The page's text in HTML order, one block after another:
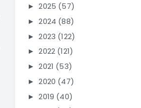
► 2025 (57)
► 2024 (88)
► 2023 (122)
► 2022 (121)
► 2021 (53)
► 2020 (47)
► 2019 (40)